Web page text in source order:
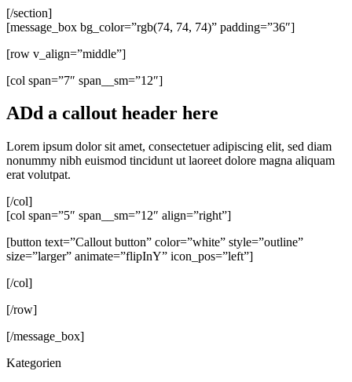
[/section]
[message_box bg_color=”rgb(74, 74, 74)” padding=”36″]
[row v_align=”middle”]
[col span=”7″ span__sm=”12″]
ADd a callout header here
Lorem ipsum dolor sit amet, consectetuer adipiscing elit, sed diam
nonummy nibh euismod tincidunt ut laoreet dolore magna aliquam
erat volutpat.
[/col]
[col span=”5″ span__sm=”12″ align=”right”]
[button text=”Callout button” color=”white” style=”outline”
size=”larger” animate=”flipInY” icon_pos=”left”]
[/col]
[/row]
[/message_box]
Kategorien